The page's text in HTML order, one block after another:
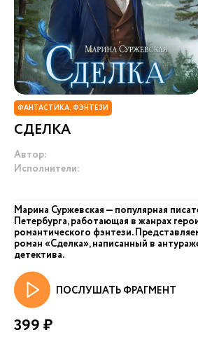
ФАНТАСТИКА. ФЭНТЕЗИ
СДЕЛКА
Автор:
Исполнители:
Марина Суржевская — популярная
Петербурга, работающая в жанрах
романтического фэнтези.
роман «Сделка», написанный в
детектива.
ПОСЛУШАТЬ ФРАГМЕНТ
399 ₽